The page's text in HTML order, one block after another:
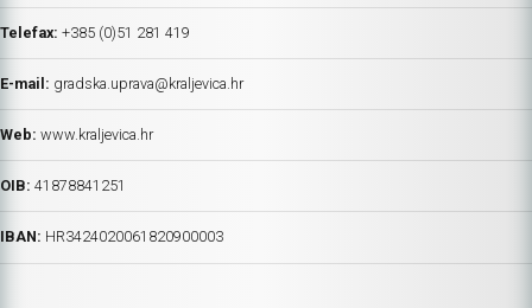
Telefax: +385 (0)51 281 419
E-mail: gradska.uprava@kraljevica.hr
Web: www.kraljevica.hr
OIB: 41878841251
IBAN: HR3424020061820900003